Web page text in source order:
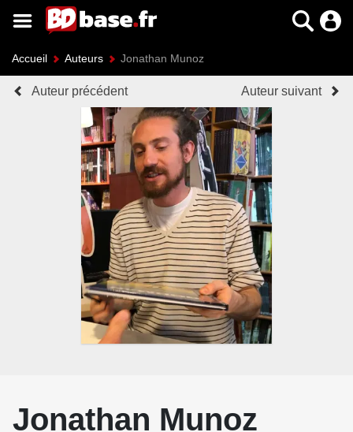
Accueil Auteurs Jonathan Munoz
Auteur précédent Auteur suivant
Jonathan Munoz